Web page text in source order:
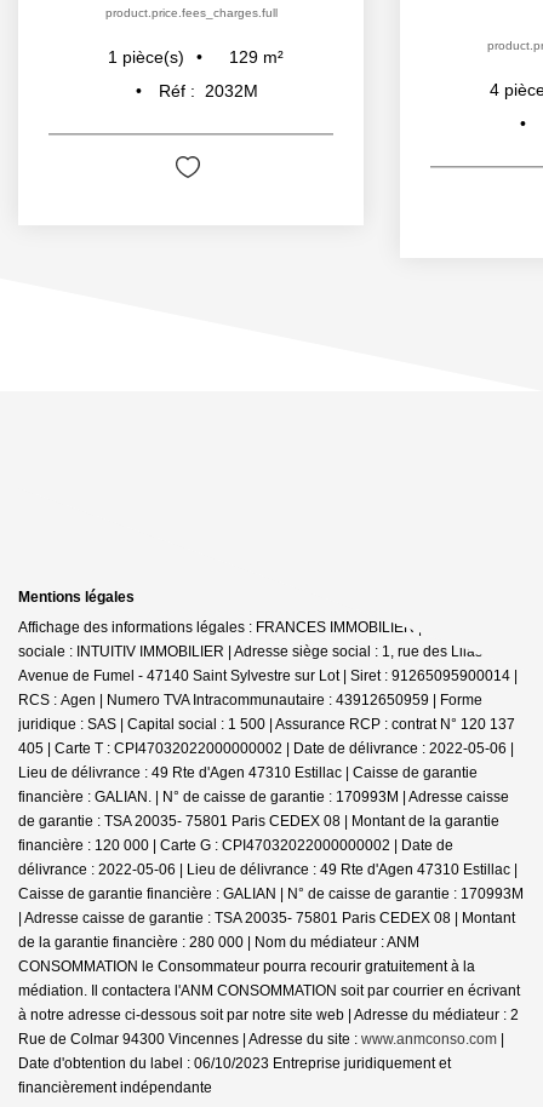
product.price.fees_charges.full
1 pièce(s) 129 m²
Réf :
2032M 4
Mentions légales
Affichage des informations légales : FRANCES IMMOBILIER | Raison
sociale : INTUITIV IMMOBILIER | Adresse siège social : 1, rue des Lilas -
Avenue de Fumel - 47140 Saint Sylvestre sur Lot | Siret : 91265095900014 |
RCS : Agen | Numero TVA Intracommunautaire : 43912650959 | Forme
juridique : SAS | Capital social : 1 500 | Assurance RCP : contrat N° 120 137
405 | Carte T : CPI47032022000000002 | Date de délivrance : 2022-05-06 |
Lieu de délivrance : 49 Rte d'Agen 47310 Estillac | Caisse de garantie
financière : GALIAN. | N° de caisse de garantie : 170993M | Adresse caisse
de garantie : TSA 20035- 75801 Paris CEDEX 08 | Montant de la garantie
financière : 120 000 | Carte G : CPI47032022000000002 | Date de
délivrance : 2022-05-06 | Lieu de délivrance : 49 Rte d'Agen 47310 Estillac |
Caisse de garantie financière : GALIAN | N° de caisse de garantie : 170993M
| Adresse caisse de garantie : TSA 20035- 75801 Paris CEDEX 08 | Montant
de la garantie financière : 280 000 | Nom du médiateur : ANM
CONSOMMATION le Consommateur pourra recourir gratuitement à la
médiation. Il contactera l'ANM CONSOMMATION soit par courrier en écrivant
à notre adresse ci-dessous soit par notre site web | Adresse du médiateur : 2
Rue de Colmar 94300 Vincennes | Adresse du site : www.anmconso.com |
Date d'obtention du label : 06/10/2023 Entreprise juridiquement et
financièrement indépendante